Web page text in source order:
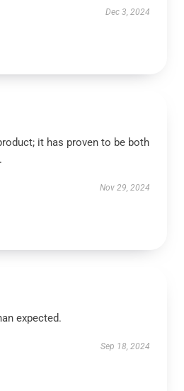
Dec 3, 2024
it has proven to be both
Nov 29, 2024
expected.
Sep 18, 2024